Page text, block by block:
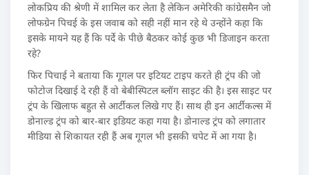
लोकप्रिय की श्रेणी में शामिल कर लेता है लेकिन अमेरिकी कांग्रेसमैन जो
लोफग्रेन पिचई के इस जवाब को सही नहीं मान रहे थे उन्‍होंने कहा कि
इसके मायने यह हैं कि पर्दे के पीछे बैठकर कोई कुछ भी डिजाइन करता
रहे?
फिर पिचाई ने बताया कि गूगल पर इटियट टाइप करते ही ट्रंप की जो
फोटोज दिखाई दे रही हैं वो बेबीस्पिटल ब्लॉग साइट की है। इस साइट पर
ट्रंप के खिलाफ बहुत से आर्टीकल लिखे गए हैं। साथ ही इन आर्टीकल्स में
डोनाल्ड ट्रंप को बार-बार इडियट कहा गया है। डोनाल्ड ट्रंप को लगातार
मीडिया से शिकायत रही हैं अब गूगल भी इसकी चपेट में आ गया है।